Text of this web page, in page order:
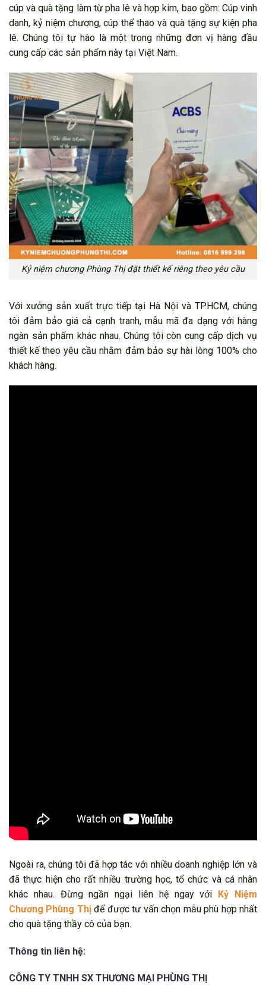
cúp và quà tặng làm từ pha lê và hợp kim, bao gồm: Cúp vinh
danh, kỷ niệm chương, cúp thể thao và quà tặng sự kiện pha
lê. Chúng tôi tự hào là một trong những đơn vị hàng đầu
cung cấp các sản phẩm này tại Việt Nam.
Kỷ niệm chương Phùng Thị đặt thiết kế riêng theo yêu cầu
Với xưởng sản xuất trực tiếp tại Hà Nội và TP.HCM, chúng
tôi đảm bảo giá cả cạnh tranh, mẫu mã đa dạng với hàng
ngàn sản phẩm khác nhau. Chúng tôi còn cung cấp dịch vụ
thiết kế theo yêu cầu nhằm đảm bảo sự hài lòng 100% cho
khách hàng.
Ngoài ra, chúng tôi đã hợp tác với nhiều doanh nghiệp lớn và
đã thực hiện cho rất nhiều trường học, tổ chức và cá nhân
khác nhau. Đừng ngần ngại liên hệ ngay với Kỷ Niệm
Chương Phùng Thịđể được tư vấn chọn mẫu phù hợp nhất
cho quà tặng thầy cô của bạn.
Thông tin liên hệ:
CÔNG TY TNHH SX THƯƠNG MẠI PHÙNG THỊ